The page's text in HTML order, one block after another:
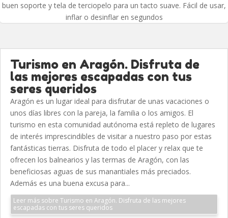
buen soporte y tela de terciopelo para un tacto suave. Fácil de usar,
inflar o desinflar en segundos
Turismo en Aragón. Disfruta de
las mejores escapadas con tus
seres queridos
Aragón es un lugar ideal para disfrutar de unas vacaciones o
unos días libres con la pareja, la familia o los amigos. El
turismo en esta comunidad autónoma está repleto de lugares
de interés imprescindibles de visitar a nuestro paso por estas
fantásticas tierras. Disfruta de todo el placer y relax que te
ofrecen los balnearios y las termas de Aragón, con las
beneficiosas aguas de sus manantiales más preciados.
Además es una buena excusa para...
Leer más sobre Turismo en Aragón. Disfruta de las mejores
escapadas con tus seres queridos